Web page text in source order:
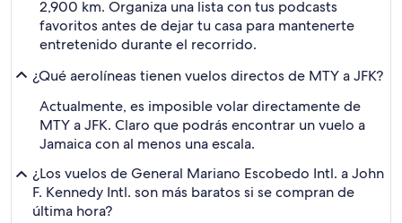
2,900 km. Organiza una lista con tus podcasts
favoritos antes de dejar tu casa para mantenerte
entretenido durante el recorrido.
¿Qué aerolíneas tienen vuelos directos de MTY a JFK?
Actualmente, es imposible volar directamente de
MTY a JFK. Claro que podrás encontrar un vuelo a
Jamaica con al menos una escala.
¿Los vuelos de General Mariano Escobedo Intl. a John
F. Kennedy Intl. son más baratos si se compran de
última hora?